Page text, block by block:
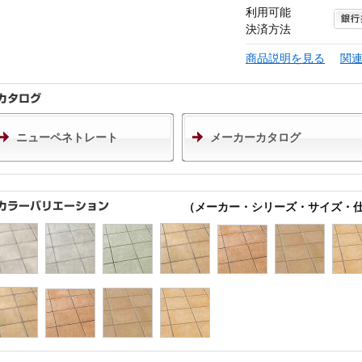
利用可能
決済方法
商品説明を見る 関
ニューペネトレート メーカーカタログ
（メーカー・シリーズ・サイズ